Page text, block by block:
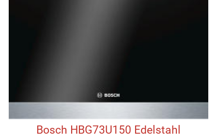
Bosch HBG73U150 Edelstahl